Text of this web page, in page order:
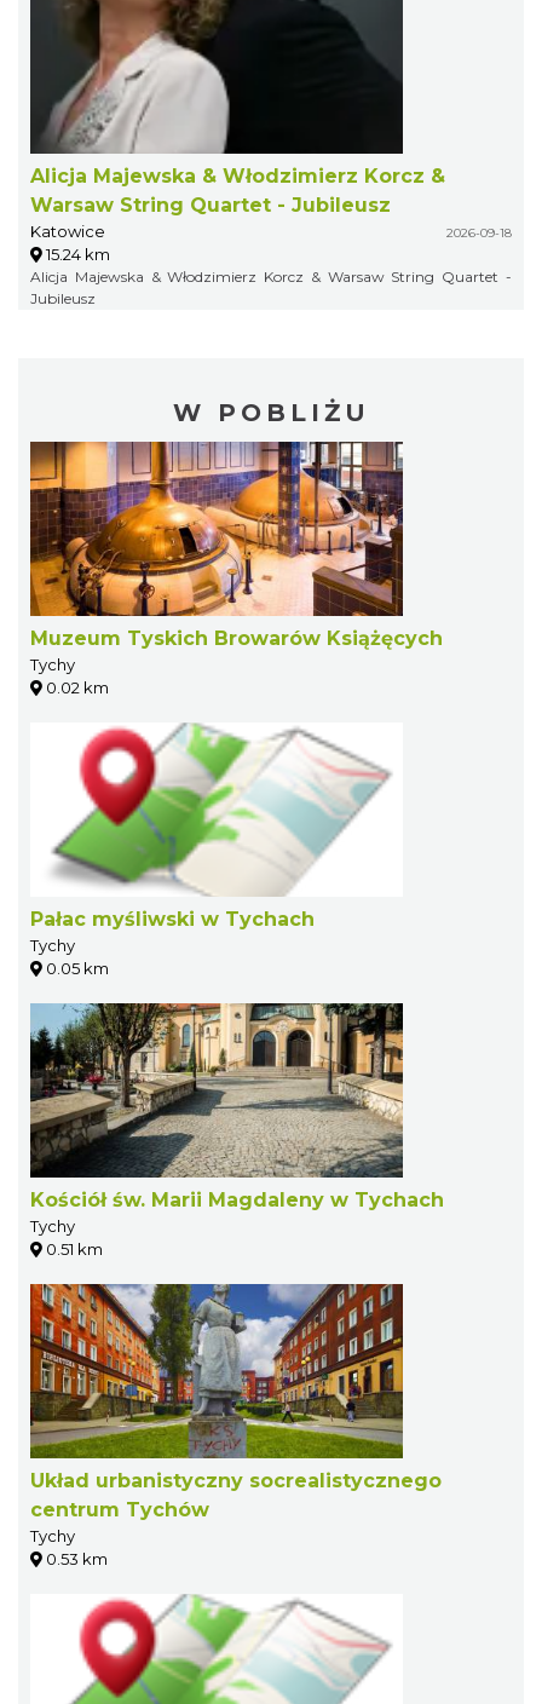
Alicja Majewska & Włodzimierz Korcz &
Warsaw String Quartet - Jubileusz
Katowice 2026-09-18
15.24 km
Alicja Majewska & Włodzimierz Korcz & Warsaw String Quartet -
Jubileusz
W POBLIŻU
Muzeum Tyskich Browarów Książęcych
Tychy
0.02 km
Pałac myśliwski w Tychach
Tychy
0.05 km
Kościół św. Marii Magdaleny w Tychach
Tychy
0.51 km
Układ urbanistyczny socrealistycznego
centrum Tychów
Tychy
0.53 km